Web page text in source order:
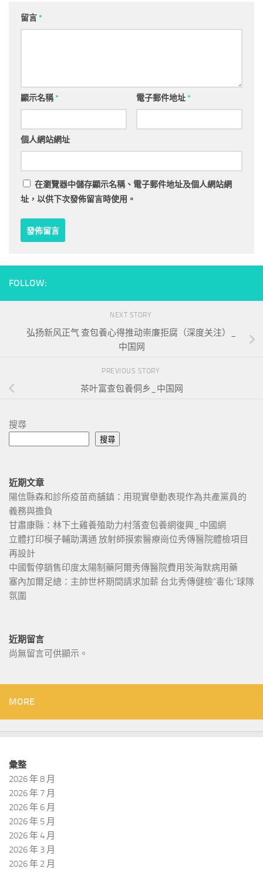
留言*
顯示名稱* 電子郵件地址*
個人網站網址
在瀏覽器中儲存顯示名稱、電子郵件地址及個人網站網
址，以供下次發佈留言時使用。
FOLLOW:
NEXT STORY
弘扬新风正气 查包養心得推动崇廉拒腐（深度关注）_
中国网
PREVIOUS STORY
茶叶富查包養侗乡_中国网
搜尋
搜尋
近期文章
陽信縣森和診所疫苗商舖鎮：用現實舉動表現作為共產黨員的
義務與擔負
甘肅康縣：林下土雞養殖助力村落查包養網復興_中國網
立體打印模子輔助溝通 放射師摸索醫療崗位秀傳醫院體檢項目
再設計
中國暫停銷售印度太陽制藥阿爾秀傳醫院費用茨海默病用藥
塞內加爾足總：主帥世杯期間請求加薪 台北秀傳健檢“毒化”球隊
氛圍
近期留言
尚無留言可供顯示。
MORE
彙整
2026 年 8 月
2026 年 7 月
2026 年 6 月
2026 年 5 月
2026 年 4 月
2026 年 3 月
2026 年 2 月